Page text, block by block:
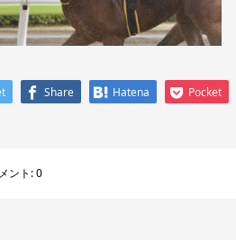
Share Hatena Pocket
ント:0